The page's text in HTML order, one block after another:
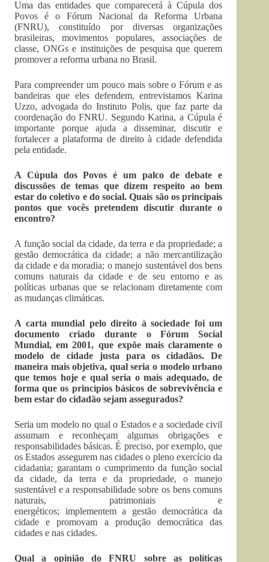
Uma das entidades que comparecerá à Cúpula dos
Povos é o Fórum Nacional da Reforma Urbana
(FNRU), constituído por diversas organizações
brasileiras, movimentos populares, associações de
classe, ONGs e instituições de pesquisa que querem
promover a reforma urbana no Brasil.
Para compreender um pouco mais sobre o Fórum e as
bandeiras que eles defendem, entrevistamos Karina
Uzzo, advogada do Instituto Polis, que faz parte da
coordenação do FNRU. Segundo Karina, a Cúpula é
importante porque ajuda a disseminar, discutir e
fortalecer a plataforma de direito à cidade defendida
pela entidade.
A Cúpula dos Povos é um palco de debate e
discussões de temas que dizem respeito ao bem
estar do coletivo e do social. Quais são os principais
pontos que vocês pretendem discutir durante o
encontro?
A função social da cidade, da terra e da propriedade; a
gestão democrática da cidade; a não mercantilização
da cidade e da moradia; o manejo sustentável dos bens
comuns naturais da cidade e de seu entorno e as
políticas urbanas que se relacionam diretamente com
as mudanças climáticas.
A carta mundial pelo direito à sociedade foi um
documento criado durante o Fórum Social
Mundial, em 2001, que expõe mais claramente o
modelo de cidade justa para os cidadãos. De
maneira mais objetiva, qual seria o modelo urbano
que temos hoje e qual seria o mais adequado, de
forma que os princípios básicos de sobrevivência e
bem estar do cidadão sejam assegurados?
Seria um modelo no qual o Estados e a sociedade civil
assumam e reconheçam algumas obrigações e
responsabilidades básicas. É preciso, por exemplo, que
os Estados assegurem nas cidades o pleno exercício da
cidadania; garantam o cumprimento da função social
da cidade, da terra e da propriedade, o manejo
sustentável e a responsabilidade sobre os bens comuns
naturais, patrimoniais e
energéticos; implementem a gestão democrática da
cidade e promovam a produção democrática das
cidades e nas cidades.
Qual a opinião do FNRU sobre as políticas